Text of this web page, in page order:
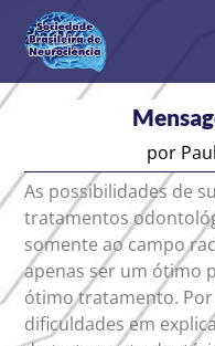
por
As possibilidades de
tratamentos
somente ao campo
apenas ser um ótimo
ótimo tratamento. Por
dificuldades em